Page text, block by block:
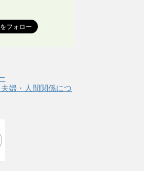
婦・人間関係につ